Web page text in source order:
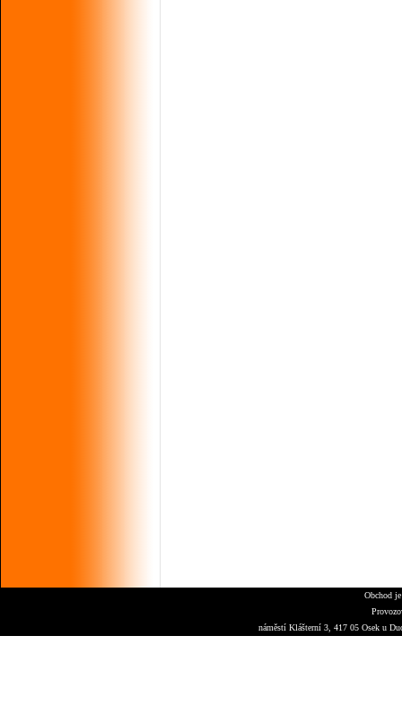
Obchod
náměstí Klášterní 3, 417 05 Osek u